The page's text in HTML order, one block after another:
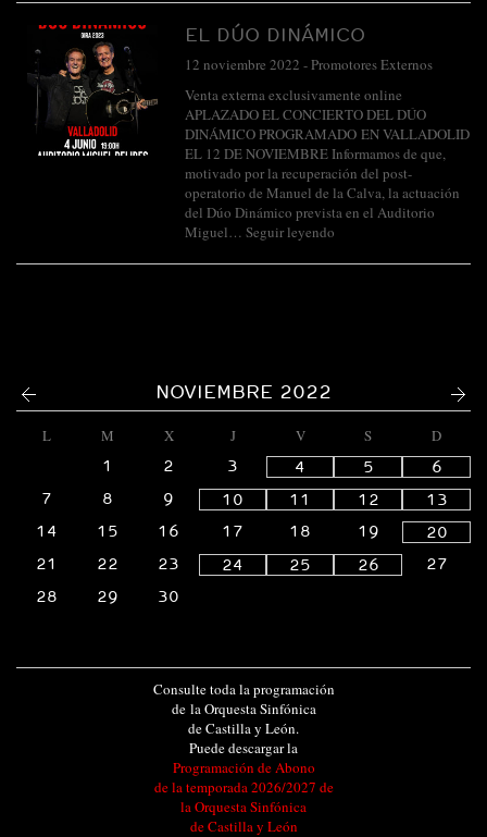
EL DÚO DINÁMICO
12 noviembre 2022 -Promotores Externos
Venta externa exclusivamente online
APLAZADO EL CONCIERTO DEL DÚO
DINÁMICO PROGRAMADO EN VALLADOLID
EL 12 DE NOVIEMBRE Informamos de que,
motivado por la recuperación del post-
operatorio de Manuel de la Calva, la actuación
del Dúo Dinámico prevista en el Auditorio
Miguel… Seguir leyendo
NOVIEMBRE 2022
L M X J V S
D
1
2 3 4 5
6
7
8 9 10 11 12
13
14
15 16 17 18 19
20
21
22 23 24 25 26
27
28
29 30
Consulte toda la programación
de la Orquesta Sinfónica
de Castilla y León.
Puede descargar la
Programación de Abono
de la temporada 2026/2027 de
la Orquesta Sinfónica
de Castilla y León